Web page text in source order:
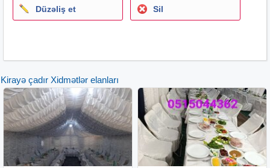
Düzəliş et Sil
Kirayə çadır Xidmətlər elanları